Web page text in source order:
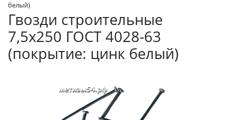
белый)
Гвозди строительные
7,5х250 ГОСТ 4028-63
(покрытие: цинк белый)